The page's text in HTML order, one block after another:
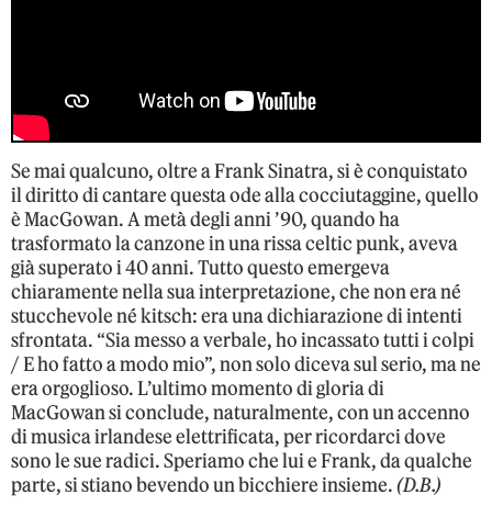
Se mai qualcuno, oltre a Frank Sinatra, si è conquistato
il diritto di cantare questa ode alla cocciutaggine, quello
è MacGowan. A metà degli anni ’90, quando ha
trasformato la canzone in una rissa celtic punk, aveva
già superato i 40 anni. Tutto questo emergeva
chiaramente nella sua interpretazione, che non era né
stucchevole né kitsch: era una dichiarazione di intenti
sfrontata. “Sia messo a verbale, ho incassato tutti i colpi
/ E ho fatto a modo mio”, non solo diceva sul serio, ma ne
era orgoglioso. L’ultimo momento di gloria di
MacGowan si conclude, naturalmente, con un accenno
di musica irlandese elettrificata, per ricordarci dove
sono le sue radici. Speriamo che lui e Frank, da qualche
parte, si stiano bevendo un bicchiere insieme.(D.B.)